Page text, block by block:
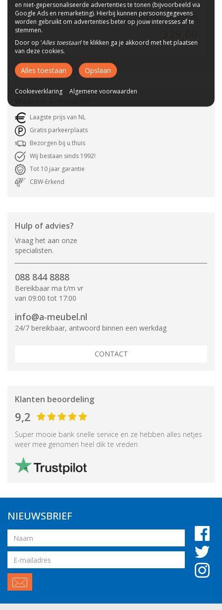
SALONTAFEL SELBU SMALL - 96176
Laagste prijs van NL
Gratis parkeerplaats
Bezorgen bij u thuis
Wij bestaan sinds 1992!
Tot 10 jaar garantie
CBW-Erkend
Hulp of advies?
Vraag het aan onze
specialisten.
088 844 8888
Bereikbaar ma t/m vr
van 09:00 tot 17:00
info@a-meubel.nl
24/7 bereikbaar, antwoord binnen een werkdag
CONTACT
Klanten beoordeling
9,2
Super mooie bank snelle service en ze hebben alles netjes
weer mee genomen heel dik te vreden
NIEUWSBRIEF
Naam
Email
adres
en niet-gepersonaliseerde advertenties te tonen (bijvoorbeeld via
Google Ads en remarketing). Hierbij kunnen persoonsgegevens
worden gebruikt om advertenties beter op jouw interesses af te
stemmen.
Door op ‘Alles toestaan’ te klikken ga je akkoord met het plaatsen
van deze cookies.
Alles toestaan Opslaan
Cookieverklaring Algemene voorwaarden